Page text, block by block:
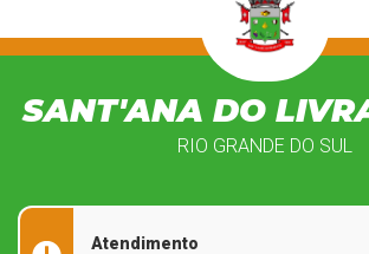
SANT'ANA DO
RIO GRANDE DO SUL
Atendimento